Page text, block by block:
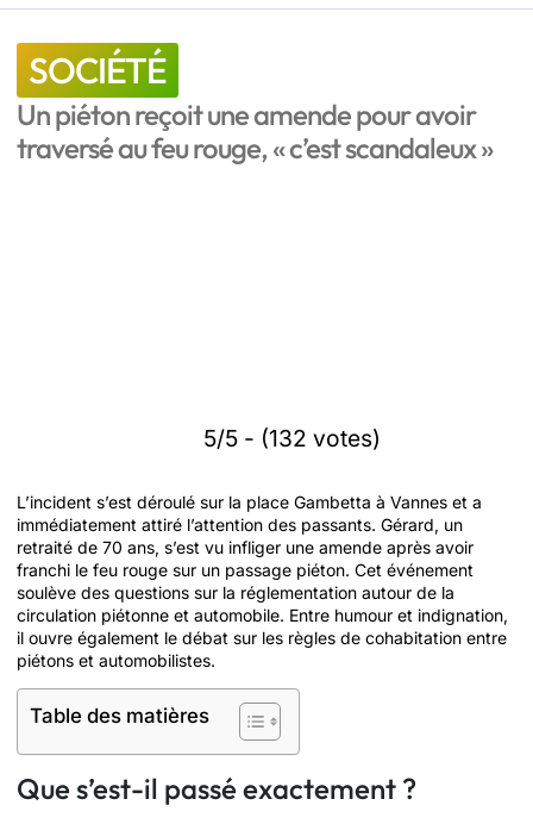
SOCIÉTÉ
Un piéton reçoit une amende pour avoir
traversé au feu rouge, « c’est scandaleux »
5/5 - (132 votes)
L’incident s’est déroulé sur la place Gambetta à Vannes et a
immédiatement attiré l’attention des passants. Gérard, un
retraité de 70 ans, s’est vu infliger une amende après avoir
franchi le feu rouge sur un passage piéton. Cet événement
soulève des questions sur la réglementation autour de la
circulation piétonne et automobile. Entre humour et indignation,
il ouvre également le débat sur les règles de cohabitation entre
piétons et automobilistes.
Table des matières
Que s’est-il passé exactement ?